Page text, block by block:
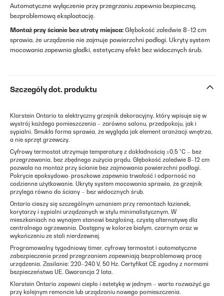
Automatyczne wyłączenie przy przegrzaniu zapewnia bezpieczną,
bezproblemową eksploatację.
Montaż przy ścianie bez utraty miejsca: Głębokość zaledwie 8–12 cm
sprawia, że urządzenie nie zajmuje powierzchni podłogi. Ukryty system
mocowania zapewnia gładki, estetyczny efekt bez widocznych śrub.
Szczegóły dot. produktu
Klarstein Ontario to elektryczny grzejnik dekoracyjny, który wpisuje się w
wystrój każdego pomieszczenia – zarówno salonu, przedpokoju, jak i
sypialni. Smukła forma sprawia, że wygląda jak element aranżacji wnętrza,
a nie sprzęt grzewczy.
Cyfrowy termostat utrzymuje temperaturę z dokładnością ±0,5 °C – bez
przegrzewania, bez zbędnego zużycia prądu. Głębokość zaledwie 8–12 cm
pozwala na montaż przy ścianie bez zajmowania powierzchni podłogi.
Pokrycie epoksydowo-proszkowe zapewnia trwałość i odporność na
codzienne użytkowanie. Ukryty system mocowania sprawia, że grzejnik
przylega równo do ściany – bez widocznych śrub.
Ontario cieszy się szczególnym uznaniem przy remontach łazienek,
korytarzy i sypialni urządzanych w stylu minimalistycznym. W
mieszkaniach na wynajem stanowi bezgłośną, czystą alternatywę dla
centralnego ogrzewania. Dostępny w kolorze białym, czarnym oraz w
wykończeniu ze stali nierdzewnej.
Programowalny tygodniowy timer, cyfrowy termostat i automatyczne
zabezpieczenie przed przegrzaniem zapewniają bezproblemową pracę
urządzenia. Zasilanie: 220–240 V, 50 Hz. Certyfikat CE zgodny z normami
bezpieczeństwa UE. Gwarancja 2 lata.
Klarstein Ontario zapewni ciepło i estetykę w jednym – warto rozważyć go
przy kolejnym remoncie lub urządzaniu nowego pomieszczenia.